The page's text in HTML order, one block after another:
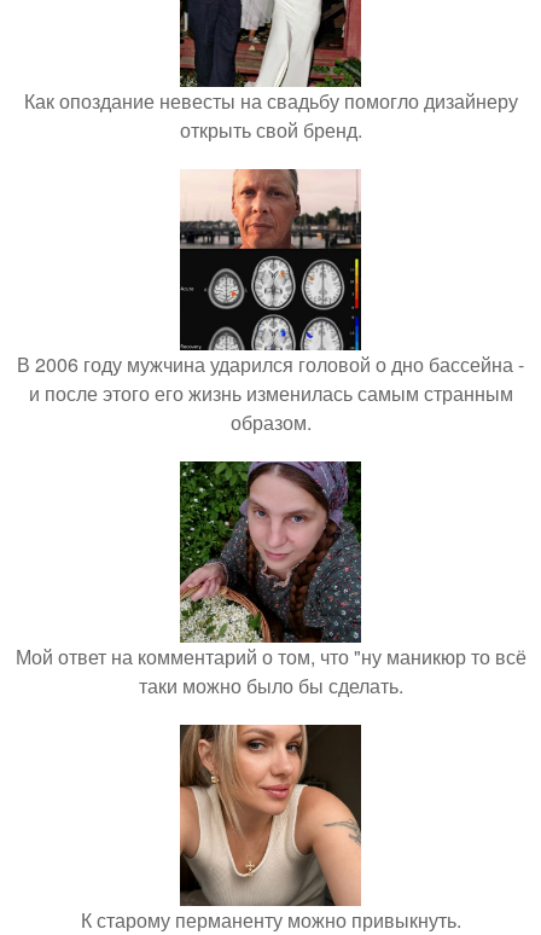
Как опоздание невесты на свадьбу помогло дизайнеру
открыть свой бренд.
В 2006 году мужчина ударился головой о дно бассейна -
и после этого его жизнь изменилась самым странным
образом.
Мой ответ на комментарий о том, что "ну маникюр то всё
таки можно было бы сделать.
К старому перманенту можно привыкнуть.